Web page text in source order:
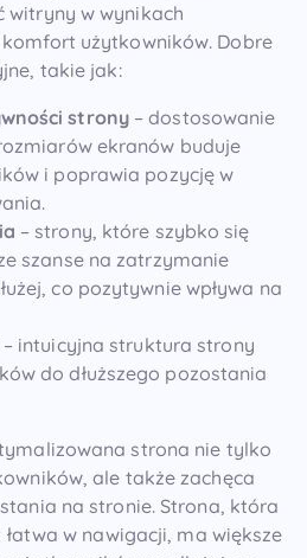
witryny w wynikach
użytkowników. Dobre
takie jak:
strony– dostosowanie
ekranów buduje
i poprawia pozycję w
– strony, które szybko się
szanse na zatrzymanie
co pozytywnie wpływa na
– intuicyjna struktura strony
do dłuższego pozostania
strona nie tylko
ale także zachęca
na stronie. Strona, która
w nawigacji, ma większe